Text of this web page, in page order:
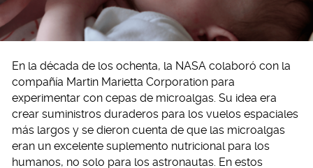
En la década de los ochenta, la NASA colaboró con la
compañía Martin Marietta Corporation para
experimentar con cepas de microalgas. Su idea era
crear suministros duraderos para los vuelos espaciales
más largos y se dieron cuenta de que las microalgas
eran un excelente suplemento nutricional para los
humanos, no solo para los astronautas. En estos